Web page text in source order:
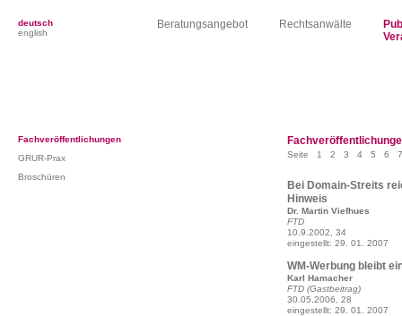
deutsch
english
Beratungsangebot Rechtsanwälte
Fachveröffentlichungen
GRUR-Prax
Broschüren
Seite 1 2 3 4 5 6 7
Bei Domain-Streits
Hinweis
Dr. Martin Viefhues
FTD
10.9.2002, 34
eingestellt: 29. 01. 2007
WM-Werbung bleibt
Karl Hamacher
FTD (Gastbeitrag)
30.05.2006, 28
eingestellt: 29. 01. 2007